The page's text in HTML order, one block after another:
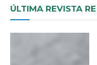
ÚLTIMA REVISTA RE